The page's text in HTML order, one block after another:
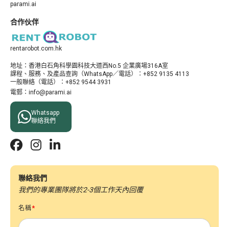
parami.ai
合作伙伴
rentarobot.com.hk
地址：​香港白石角科學園科技大道西No.5 企業廣場316A室
課程、服務、及產品查詢（WhatsApp／電話）：+852 9135 4113
一般聯絡（電話）：+852 9544 3931
電郵：info@parami.ai
Whatsapp
聯絡我們
  
聯絡我們
我們的專業團隊將於2-3個工作天內回覆
名稱*